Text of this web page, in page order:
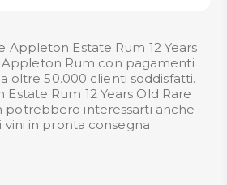
Appleton Estate Rum 12 Years
Appleton Rum con pagamenti
oltre 50.000 clienti soddisfatti.
Rum 12 Years Old Rare
potrebbero interessarti anche
vini in pronta consegna